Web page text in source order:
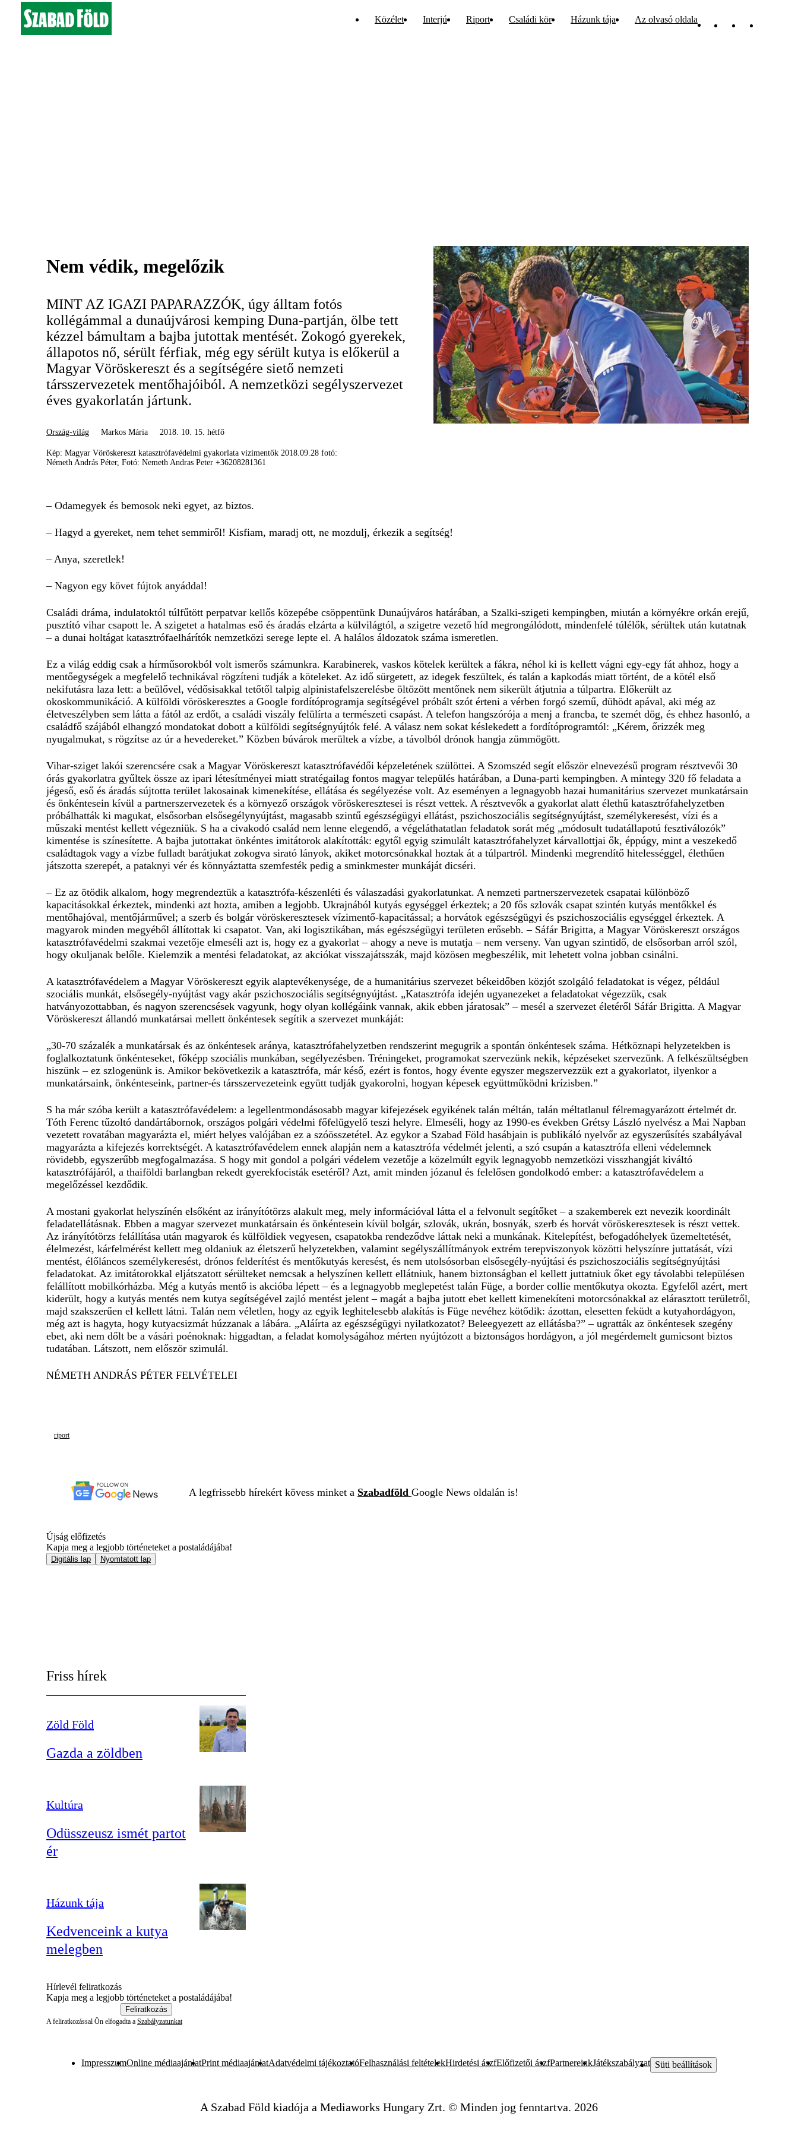
Közélet Interjú Riport Családi kör Házunk tája Az olvasó oldala
Nem védik, megelőzik
MINT AZ IGAZI PAPARAZZÓK, úgy álltam fotós
kollégámmal a dunaújvárosi kemping Duna-partján, ölbe tett
kézzel bámultam a bajba jutottak mentését. Zokogó gyerekek,
állapotos nő, sérült férfiak, még egy sérült kutya is előkerül a
Magyar Vöröskereszt és a segítségére siető nemzeti
társszervezetek mentőhajóiból. A nemzetközi segélyszervezet
éves gyakorlatán jártunk.
Ország-világ Markos Mária 2018. 10. 15. hétfő
Kép: Magyar Vöröskereszt katasztrófavédelmi gyakorlata vizimentők 2018.09.28 fotó:
Németh András Péter, Fotó: Nemeth Andras Peter +36208281361
– Odamegyek és bemosok neki egyet, az biztos.
– Hagyd a gyereket, nem tehet semmiről! Kisfiam, maradj ott, ne mozdulj, érkezik a segítség!
– Anya, szeretlek!
– Nagyon egy követ fújtok anyáddal!
Családi dráma, indulatoktól túlfűtött perpatvar kellős közepébe csöppentünk Dunaújváros határában, a Szalki-szigeti kempingben, miután a környékre orkán erejű,
pusztító vihar csapott le. A szigetet a hatalmas eső és áradás elzárta a külvilágtól, a szigetre vezető híd megrongálódott, mindenfelé túlélők, sérültek után kutatnak
– a dunai holtágat katasztrófaelhárítók nemzetközi serege lepte el. A halálos áldozatok száma ismeretlen.
Ez a világ eddig csak a hírműsorokból volt ismerős számunkra. Karabinerek, vaskos kötelek kerültek a fákra, néhol ki is kellett vágni egy-egy fát ahhoz, hogy a
mentőegységek a megfelelő technikával rögzíteni tudják a köteleket. Az idő sürgetett, az idegek feszültek, és talán a kapkodás miatt történt, de a kötél első
nekifutásra laza lett: a beülővel, védősisakkal tetőtől talpig alpinistafelszerelésbe öltözött mentőnek nem sikerült átjutnia a túlpartra. Előkerült az
okoskommunikáció. A külföldi vöröskeresztes a Google fordítóprogramja segítségével próbált szót érteni a vérben forgó szemű, dühödt apával, aki még az
életveszélyben sem látta a fától az erdőt, a családi viszály felülírta a természeti csapást. A telefon hangszórója a menj a francba, te szemét dög, és ehhez hasonló, a
családfő szájából elhangzó mondatokat dobott a külföldi segítségnyújtók felé. A válasz nem sokat késlekedett a fordítóprogramtól: „Kérem, őrizzék meg
nyugalmukat, s rögzítse az úr a hevedereket.” Közben búvárok merültek a vízbe, a távolból drónok hangja zümmögött.
Vihar-sziget lakói szerencsére csak a Magyar Vöröskereszt katasztrófavédői képzeletének szülöttei. A Szomszéd segít először elnevezésű program résztvevői 30
órás gyakorlatra gyűltek össze az ipari létesítményei miatt stratégailag fontos magyar település határában, a Duna-parti kempingben. A mintegy 320 fő feladata a
jégeső, eső és áradás sújtotta terület lakosainak kimenekítése, ellátása és segélyezése volt. Az eseményen a legnagyobb hazai humanitárius szervezet munkatársain
és önkéntesein kívül a partnerszervezetek és a környező országok vöröskeresztesei is részt vettek. A résztvevők a gyakorlat alatt élethű katasztrófahelyzetben
próbálhatták ki magukat, elsősorban elsősegélynyújtást, magasabb szintű egészségügyi ellátást, pszichoszociális segítségnyújtást, személykeresést, vízi és a
műszaki mentést kellett végezniük. S ha a civakodó család nem lenne elegendő, a végeláthatatlan feladatok sorát még „módosult tudatállapotú fesztiválozók”
kimentése is színesítette. A bajba jutottakat önkéntes imitátorok alakították: egytől egyig szimulált katasztrófahelyzet kárvallottjai ők, éppúgy, mint a veszekedő
családtagok vagy a vízbe fulladt barátjukat zokogva sirató lányok, akiket motorcsónakkal hoztak át a túlpartról. Mindenki megrendítő hitelességgel, élethűen
játszotta szerepét, a pataknyi vér és könnyáztatta szemfesték pedig a sminkmester munkáját dicséri.
– Ez az ötödik alkalom, hogy megrendeztük a katasztrófa-készenléti és válaszadási gyakorlatunkat. A nemzeti partnerszervezetek csapatai különböző
kapacitásokkal érkeztek, mindenki azt hozta, amiben a legjobb. Ukrajnából kutyás egységgel érkeztek; a 20 fős szlovák csapat szintén kutyás mentőkkel és
mentőhajóval, mentőjárművel; a szerb és bolgár vöröskeresztesek vízimentő-kapacitással; a horvátok egészségügyi és pszichoszociális egységgel érkeztek. A
magyarok minden megyéből állítottak ki csapatot. Van, aki logisztikában, más egészségügyi területen erősebb. – Sáfár Brigitta, a Magyar Vöröskereszt országos
katasztrófavédelmi szakmai vezetője elmeséli azt is, hogy ez a gyakorlat – ahogy a neve is mutatja – nem verseny. Van ugyan szintidő, de elsősorban arról szól,
hogy okuljanak belőle. Kielemzik a mentési feladatokat, az akciókat visszajátsszák, majd közösen megbeszélik, mit lehetett volna jobban csinálni.
A katasztrófavédelem a Magyar Vöröskereszt egyik alaptevékenysége, de a humanitárius szervezet békeidőben közjót szolgáló feladatokat is végez, például
szociális munkát, elsősegély-nyújtást vagy akár pszichoszociális segítségnyújtást. „Katasztrófa idején ugyanezeket a feladatokat végezzük, csak
hatványozottabban, és nagyon szerencsések vagyunk, hogy olyan kollégáink vannak, akik ebben járatosak” – mesél a szervezet életéről Sáfár Brigitta. A Magyar
Vöröskereszt állandó munkatársai mellett önkéntesek segítik a szervezet munkáját:
„30-70 százalék a munkatársak és az önkéntesek aránya, katasztrófahelyzetben rendszerint megugrik a spontán önkéntesek száma. Hétköznapi helyzetekben is
foglalkoztatunk önkénteseket, főképp szociális munkában, segélyezésben. Tréningeket, programokat szervezünk nekik, képzéseket szervezünk. A felkészültségben
hiszünk – ez szlogenünk is. Amikor bekövetkezik a katasztrófa, már késő, ezért is fontos, hogy évente egyszer megszervezzük ezt a gyakorlatot, ilyenkor a
munkatársaink, önkénteseink, partner-és társszervezeteink együtt tudják gyakorolni, hogyan képesek együttműködni krízisben.”
S ha már szóba került a katasztrófavédelem: a legellentmondásosabb magyar kifejezések egyikének talán méltán, talán méltatlanul félremagyarázott értelmét dr.
Tóth Ferenc tűzoltó dandártábornok, országos polgári védelmi főfelügyelő teszi helyre. Elmeséli, hogy az 1990-es években Grétsy László nyelvész a Mai Napban
vezetett rovatában magyarázta el, miért helyes valójában ez a szóösszetétel. Az egykor a Szabad Föld hasábjain is publikáló nyelvőr az egyszerűsítés szabályával
magyarázta a kifejezés korrektségét. A katasztrófavédelem ennek alapján nem a katasztrófa védelmét jelenti, a szó csupán a katasztrófa elleni védelemnek
rövidebb, egyszerűbb megfogalmazása. S hogy mit gondol a polgári védelem vezetője a közelmúlt egyik legnagyobb nemzetközi visszhangját kiváltó
katasztrófájáról, a thaiföldi barlangban rekedt gyerekfocisták esetéről? Azt, amit minden józanul és felelősen gondolkodó ember: a katasztrófavédelem a
megelőzéssel kezdődik.
A mostani gyakorlat helyszínén elsőként az irányítótörzs alakult meg, mely információval látta el a felvonult segítőket – a szakemberek ezt nevezik koordinált
feladatellátásnak. Ebben a magyar szervezet munkatársain és önkéntesein kívül bolgár, szlovák, ukrán, bosnyák, szerb és horvát vöröskeresztesek is részt vettek.
Az irányítótörzs felállítása után magyarok és külföldiek vegyesen, csapatokba rendeződve láttak neki a munkának. Kitelepítést, befogadóhelyek üzemeltetését,
élelmezést, kárfelmérést kellett meg oldaniuk az életszerű helyzetekben, valamint segélyszállítmányok extrém terepviszonyok közötti helyszínre juttatását, vízi
mentést, élőláncos személykeresést, drónos felderítést és mentőkutyás keresést, és nem utolsósorban elsősegély-nyújtási és pszichoszociális segítségnyújtási
feladatokat. Az imitátorokkal eljátszatott sérülteket nemcsak a helyszínen kellett ellátniuk, hanem biztonságban el kellett juttatniuk őket egy távolabbi településen
felállított mobilkórházba. Még a kutyás mentő is akcióba lépett – és a legnagyobb meglepetést talán Füge, a border collie mentőkutya okozta. Egyfelől azért, mert
kiderült, hogy a kutyás mentés nem kutya segítségével zajló mentést jelent – magát a bajba jutott ebet kellett kimenekíteni motorcsónakkal az elárasztott területről,
majd szakszerűen el kellett látni. Talán nem véletlen, hogy az egyik leghitelesebb alakítás is Füge nevéhez kötődik: ázottan, elesetten feküdt a kutyahordágyon,
még azt is hagyta, hogy kutyacsizmát húzzanak a lábára. „Aláírta az egészségügyi nyilatkozatot? Beleegyezett az ellátásba?” – ugratták az önkéntesek szegény
ebet, aki nem dőlt be a vásári poénoknak: higgadtan, a feladat komolyságához mérten nyújtózott a biztonságos hordágyon, a jól megérdemelt gumicsont biztos
tudatában. Látszott, nem először szimulál.
NÉMETH ANDRÁS PÉTER FELVÉTELEI
riport
A legfrissebb hírekért kövess minket a Szabadföld Google News oldalán is!
Újság előfizetés
Kapja meg a legjobb történeteket a postaládájába!
Digitális lap Nyomtatott lap
Friss hírek
Zöld Föld
Gazda a zöldben
Kultúra
Odüsszeusz ismét partot
ér
Házunk tája
Kedvenceink a kutya
melegben
Hírlevél feliratkozás
Kapja meg a legjobb történeteket a postaládájába!
Feliratkozás
A feliratkozással Ön elfogadta a Szabályzatunkat
ImpresszumOnline médiaajánlatPrint médiaajánlatAdatvédelmi tájékoztatóFelhasználási feltételekHirdetési ászfElőfizetői ászfPartnereinkJátékszabályzat Süti beállítások
A Szabad Föld kiadója a Mediaworks Hungary Zrt. © Minden jog fenntartva. 2026